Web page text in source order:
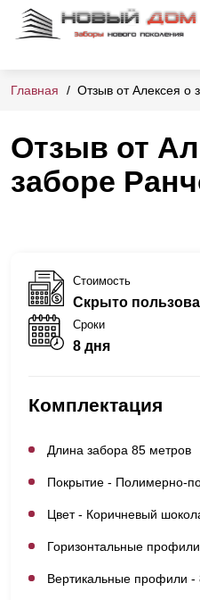
Главная Отзыв от Алексея о
Отзыв от
заборе
Стоимость
Скрыто
Сроки
8 дня
Комплектация
Длина забора 85 метров
Покрытие - Полимерно-
Цвет - Коричневый
Горизонтальные
Вертикальные профили -